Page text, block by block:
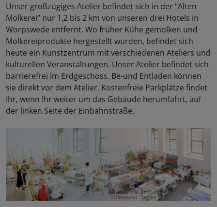
Unser großzügiges Atelier befindet sich in der “Alten
Molkerei” nur 1,2 bis 2 km von unseren drei Hotels in
Worpswede entfernt. Wo früher Kühe gemolken und
Molkereiprodukte hergestellt wurden, befindet sich
heute ein Kunstzentrum mit verschiedenen Ateliers und
kulturellen Veranstaltungen. Unser Atelier befindet sich
barrierefrei im Erdgeschoss. Be-und Entladen können
sie direkt vor dem Atelier. Kostenfreie Parkplätze findet
Ihr, wenn Ihr weiter um das Gebäude herumfahrt, auf
der linken Seite der Einbahnstraße.
Benedikt Ziegler